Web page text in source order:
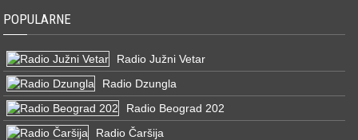
POPULARNE
Radio Južni Vetar
Radio Dzungla
Radio Beograd 202
Radio Čaršija